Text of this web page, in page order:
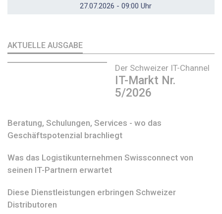
27.07.2026 - 09:00 Uhr
AKTUELLE AUSGABE
Der Schweizer IT-Channel
IT-Markt Nr.
5/2026
Beratung, Schulungen, Services - wo das
Geschäftspotenzial brachliegt
Was das Logistikunternehmen Swissconnect von
seinen IT-Partnern erwartet
Diese Dienstleistungen erbringen Schweizer
Distributoren